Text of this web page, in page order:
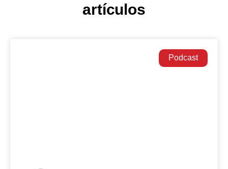
artículos
Podcast